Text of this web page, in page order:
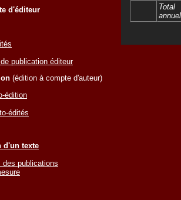
d'éditeur
de publication éditeur
(édition à compte d'auteur)
édition
édités
d'un texte
des publications
Total
annuel